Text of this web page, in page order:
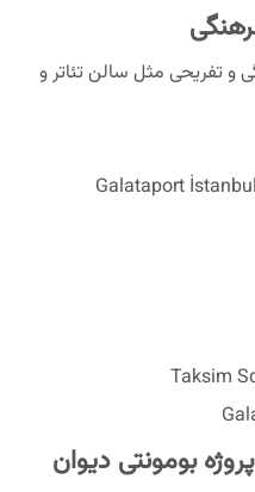
و تفریحی مثل سالن تئاتر و
بومونتی دیوان